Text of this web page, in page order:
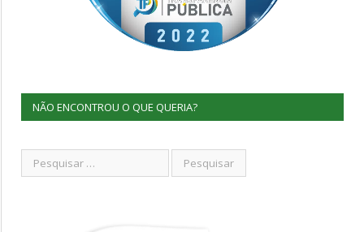
NÃO ENCONTROU O QUE QUERIA?